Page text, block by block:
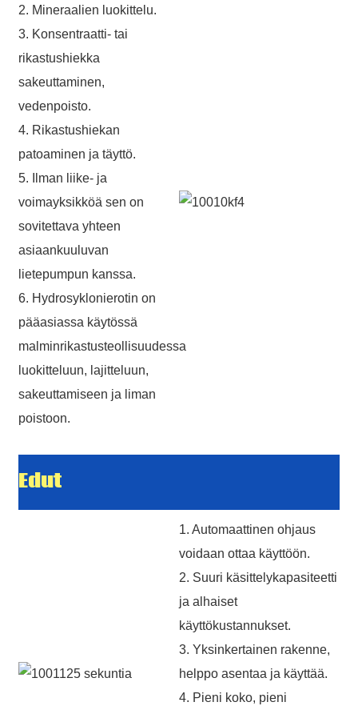
2. Mineraalien luokittelu.
3. Konsentraatti- tai
rikastushiekka
sakeuttaminen,
vedenpoisto.
4. Rikastushiekan
patoaminen ja täyttö.
5. Ilman liike- ja
voimayksikköä sen on
sovitettava yhteen
asiaankuuluvan
lietepumpun kanssa.
6. Hydrosyklonierotin on
pääasiassa käytössä
malminrikastusteollisuudessa
luokitteluun, lajitteluun,
sakeuttamiseen ja liman
poistoon.
Edut
1. Automaattinen ohjaus
voidaan ottaa käyttöön.
2. Suuri käsittelykapasiteetti
ja alhaiset
käyttökustannukset.
3. Yksinkertainen rakenne,
helppo asentaa ja käyttää.
4. Pieni koko, pieni